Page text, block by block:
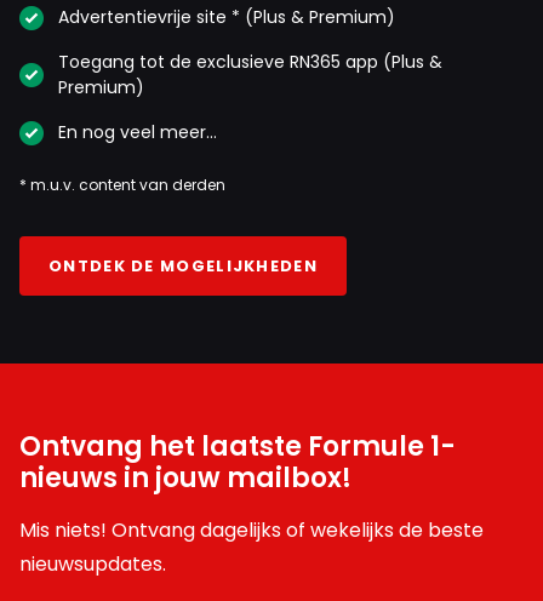
Advertentievrije site * (Plus & Premium)
Toegang tot de exclusieve RN365 app (Plus &
Premium)
En nog veel meer…
* m.u.v. content van derden
ONTDEK DE MOGELIJKHEDEN
Ontvang het laatste Formule 1-
nieuws in jouw mailbox!
Mis niets! Ontvang dagelijks of wekelijks de beste
nieuwsupdates.